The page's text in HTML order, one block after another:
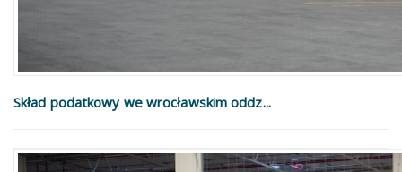
Skład podatkowy we wrocławskim oddz...